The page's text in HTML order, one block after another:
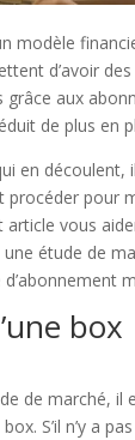
modèle
d’avoir
aux
de plus en
en découlent,
procéder pour
article vous
étude de
box
de marché, il
S’il n’y a